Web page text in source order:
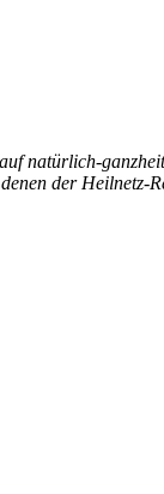
natürlich-
der Heilnetz-